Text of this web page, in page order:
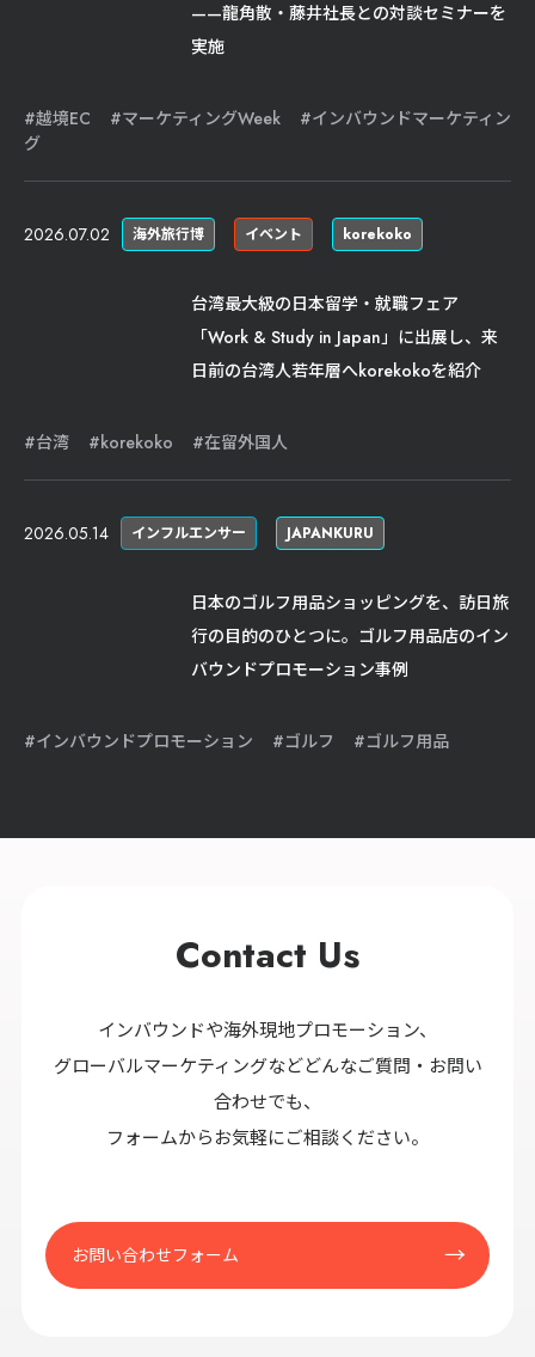
——龍角散・藤井社長との対談セミナーを
実施
越境EC マーケティングWeek
インバウンドマーケティン
グ
korekoko
イベント
海外旅行博
2026.07.02
台湾最大級の日本留学・就職フェア
「Work & Study in Japan」に出展し、来
日前の台湾人若年層へkorekokoを紹介
台湾 korekoko 在留外国人
JAPANKURU
インフルエンサー
2026.05.14
日本のゴルフ用品ショッピングを、訪日旅
行の目的のひとつに。ゴルフ用品店のイン
バウンドプロモーション事例
インバウンドプロモーション ゴルフ ゴルフ用品
Contact Us
インバウンドや海外現地プロモーション、
グローバルマーケティングなどどんなご質問・お問い
合わせでも、
フォームからお気軽にご相談ください。
お問い合わせフォーム